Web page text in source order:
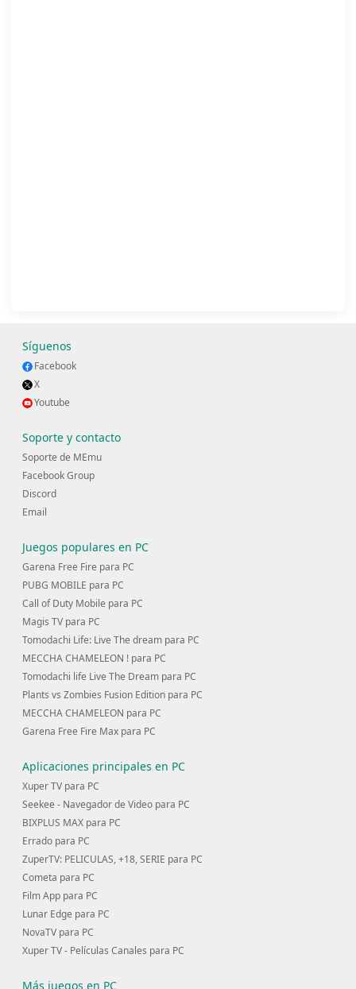
Síguenos
Facebook
X
Youtube
Soporte y contacto
Soporte de MEmu
Facebook Group
Discord
Email
Juegos populares en PC
Garena Free Fire para PC
PUBG MOBILE para PC
Call of Duty Mobile para PC
Magis TV para PC
Tomodachi Life: Live The dream para PC
MECCHA CHAMELEON ! para PC
Tomodachi life Live The Dream para PC
Plants vs Zombies Fusion Edition para PC
MECCHA CHAMELEON para PC
Garena Free Fire Max para PC
Aplicaciones principales en PC
Xuper TV para PC
Seekee - Navegador de Video para PC
BIXPLUS MAX para PC
Errado para PC
ZuperTV: PELICULAS, +18, SERIE para PC
Cometa para PC
Film App para PC
Lunar Edge para PC
NovaTV para PC
Xuper TV - Películas Canales para PC
Más juegos en PC